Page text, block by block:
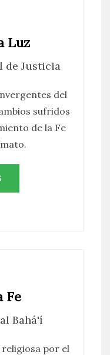
Luz
de Justicia
del
sufridos
de la Fe
Fe
Bahá'í
religiosa por el